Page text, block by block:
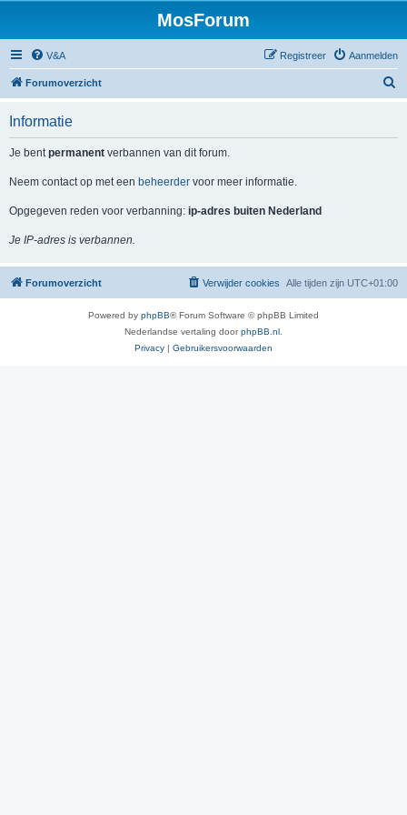
MosForum
V&A Aanmelden
Registreer
Forumoverzicht
Informatie
Je bentpermanent verbannen van dit forum.
Neem contact op met een beheerder voor meer informatie.
Opgegeven reden voor verbanning: ip-adres buiten Nederland
Je IP-adres is verbannen.
Forumoverzicht Alle tijden zijn UTC+01:00
Verwijder cookies
Powered by phpBB® Forum Software © phpBB Limited
Nederlandse vertaling doorphpBB.nl
Privacy | Gebruikersvoorwaarden